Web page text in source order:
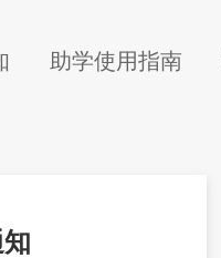
助学使用指南